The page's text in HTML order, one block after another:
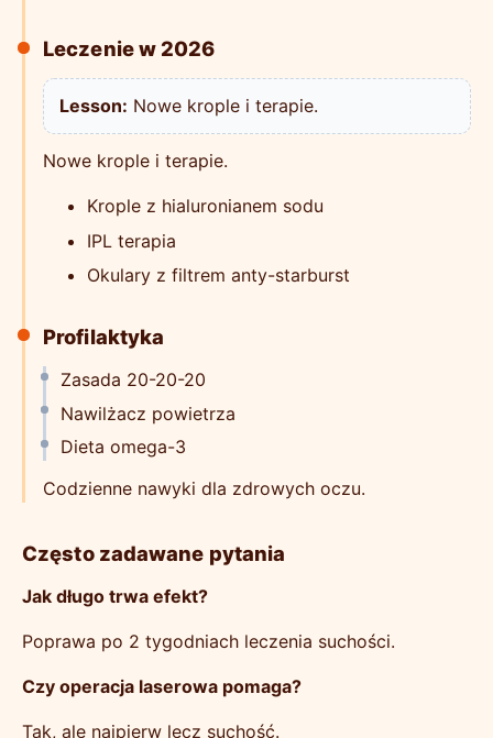
Leczenie w 2026
Lesson: Nowe krople i terapie.
Nowe krople i terapie.
Krople z hialuronianem sodu
IPL terapia
Okulary z filtrem anty-starburst
Profilaktyka
Zasada 20-20-20
Nawilżacz powietrza
Dieta omega-3
Codzienne nawyki dla zdrowych oczu.
Często zadawane pytania
Jak długo trwa efekt?
Poprawa po 2 tygodniach leczenia suchości.
Czy operacja laserowa pomaga?
Tak, ale najpierw lecz suchość.